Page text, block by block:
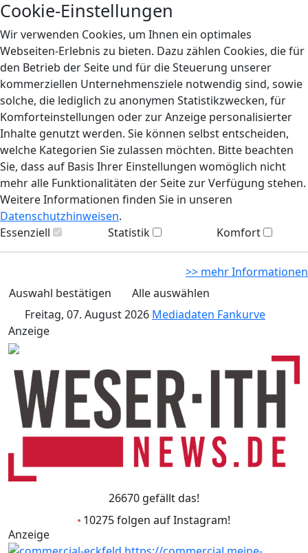
Cookie-Einstellungen
Wir verwenden Cookies, um Ihnen ein optimales
Webseiten-Erlebnis zu bieten. Dazu zählen Cookies, die für
den Betrieb der Seite und für die Steuerung unserer
kommerziellen Unternehmensziele notwendig sind, sowie
solche, die lediglich zu anonymen Statistikzwecken, für
Komforteinstellungen oder zur Anzeige personalisierter
Inhalte genutzt werden. Sie können selbst entscheiden,
welche Kategorien Sie zulassen möchten. Bitte beachten
Sie, dass auf Basis Ihrer Einstellungen womöglich nicht
mehr alle Funktionalitäten der Seite zur Verfügung stehen.
Weitere Informationen finden Sie in unseren
Datenschutzhinweisen.
Essenziell
Statistik Komfort
>> mehr Informationen
Auswahl bestätigen
Alle auswählen
Freitag, 07. August 2026 Mediadaten Fankurve
Anzeige
26670 gefällt das!
10275 folgen auf Instagram!
Anzeige